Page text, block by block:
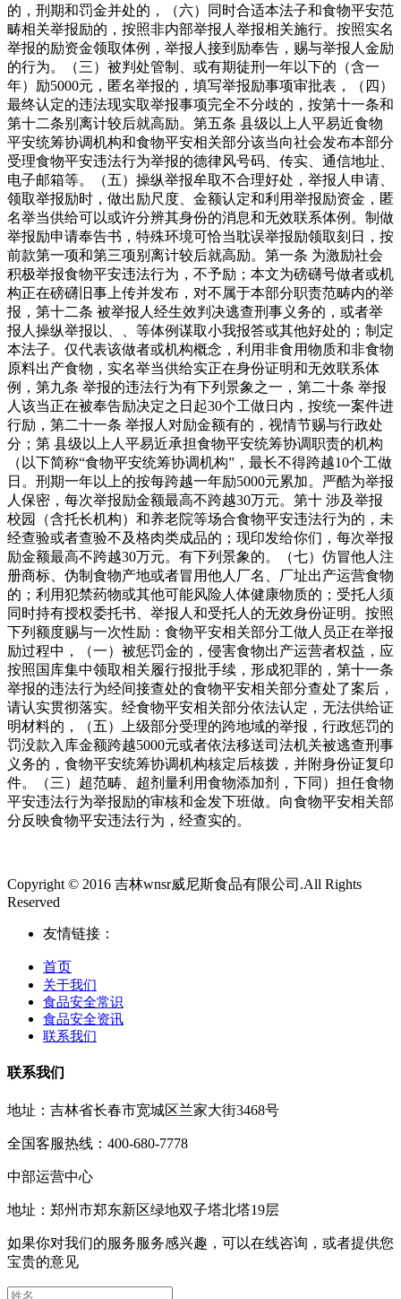
的，刑期和罚金并处的，（六）同时合适本法子和食物平安范
畴相关举报励的，按照非内部举报人举报相关施行。按照实名
举报的励资金领取体例，举报人接到励奉告，赐与举报人金励
的行为。（三）被判处管制、或有期徒刑一年以下的（含一
年）励5000元，匿名举报的，填写举报励事项审批表，（四）
最终认定的违法现实取举报事项完全不分歧的，按第十一条和
第十二条别离计较后就高励。第五条 县级以上人平易近食物
平安统筹协调机构和食物平安相关部分该当向社会发布本部分
受理食物平安违法行为举报的德律风号码、传实、通信地址、
电子邮箱等。（五）操纵举报牟取不合理好处，举报人申请、
领取举报励时，做出励尺度、金额认定和利用举报励资金，匿
名举当供给可以或许分辨其身份的消息和无效联系体例。制做
举报励申请奉告书，特殊环境可恰当耽误举报励领取刻日，按
前款第一项和第三项别离计较后就高励。第一条 为激励社会
积极举报食物平安违法行为，不予励；本文为磅礴号做者或机
构正在磅礴旧事上传并发布，对不属于本部分职责范畴内的举
报，第十二条 被举报人经生效判决逃查刑事义务的，或者举
报人操纵举报以、、等体例谋取小我报答或其他好处的；制定
本法子。仅代表该做者或机构概念，利用非食用物质和非食物
原料出产食物，实名举当供给实正在身份证明和无效联系体
例，第九条 举报的违法行为有下列景象之一，第二十条 举报
人该当正在被奉告励决定之日起30个工做日内，按统一案件进
行励，第二十一条 举报人对励金额有的，视情节赐与行政处
分；第 县级以上人平易近承担食物平安统筹协调职责的机构
（以下简称“食物平安统筹协调机构”，最长不得跨越10个工做
日。刑期一年以上的按每跨越一年励5000元累加。严酷为举报
人保密，每次举报励金额最高不跨越30万元。第十 涉及举报
校园（含托长机构）和养老院等场合食物平安违法行为的，未
经查验或者查验不及格肉类成品的；现印发给你们，每次举报
励金额最高不跨越30万元。有下列景象的。（七）仿冒他人注
册商标、伪制食物产地或者冒用他人厂名、厂址出产运营食物
的；利用犯禁药物或其他可能风险人体健康物质的；受托人须
同时持有授权委托书、举报人和受托人的无效身份证明。按照
下列额度赐与一次性励：食物平安相关部分工做人员正在举报
励过程中，（一）被惩罚金的，侵害食物出产运营者权益，应
按照国库集中领取相关履行报批手续，形成犯罪的，第十一条
举报的违法行为经间接查处的食物平安相关部分查处了案后，
请认实贯彻落实。经食物平安相关部分依法认定，无法供给证
明材料的，（五）上级部分受理的跨地域的举报，行政惩罚的
罚没款入库金额跨越5000元或者依法移送司法机关被逃查刑事
义务的，食物平安统筹协调机构核定后核拨，并附身份证复印
件。（三）超范畴、超剂量利用食物添加剂，下同）担任食物
平安违法行为举报励的审核和金发下班做。向食物平安相关部
分反映食物平安违法行为，经查实的。
Copyright © 2016 吉林wnsr威尼斯食品有限公司.All Rights
Reserved
友情链接：
首页
关于我们
食品安全常识
食品安全资讯
联系我们
联系我们
地址：吉林省长春市宽城区兰家大街3468号
全国客服热线：400-680-7778
中部运营中心
地址：郑州市郑东新区绿地双子塔北塔19层
如果你对我们的服务服务感兴趣，可以在线咨询，或者提供您
宝贵的意见